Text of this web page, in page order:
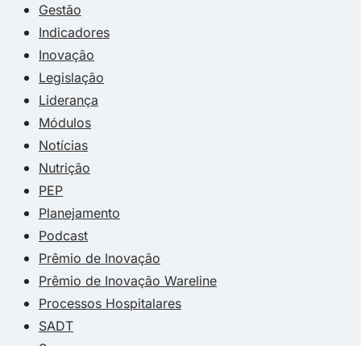
Gestão
Indicadores
Inovação
Legislação
Liderança
Módulos
Notícias
Nutrição
PEP
Planejamento
Podcast
Prêmio de Inovação
Prêmio de Inovação Wareline
Processos Hospitalares
SADT